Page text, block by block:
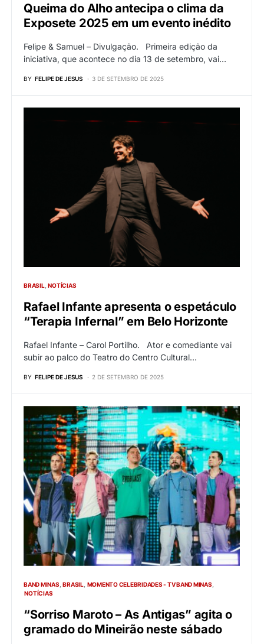
Queima do Alho antecipa o clima da
Exposete 2025 em um evento inédito
Felipe & Samuel – Divulgação. Primeira edição da
iniciativa, que acontece no dia 13 de setembro, vai…
BY FELIPE DE JESUS 3 DE SETEMBRO DE 2025
BRASIL NOTÍCIAS
Rafael Infante apresenta o espetáculo
“Terapia Infernal” em Belo Horizonte
Rafael Infante – Carol Portilho. Ator e comediante vai
subir ao palco do Teatro do Centro Cultural…
BY FELIPE DE JESUS 2 DE SETEMBRO DE 2025
BAND MINAS BRASIL MOMENTO CELEBRIDADES - TV BAND MINAS
NOTÍCIAS
“Sorriso Maroto – As Antigas” agita o
gramado do Mineirão neste sábado